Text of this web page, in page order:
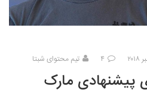
۴ تیم محتوای شبتا
پیشنهادی مارک